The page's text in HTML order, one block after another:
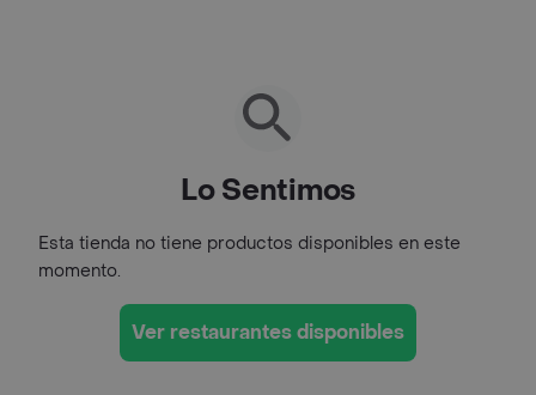
Lo Sentimos
Esta tienda no tiene productos disponibles en este
momento.
Ver restaurantes disponibles